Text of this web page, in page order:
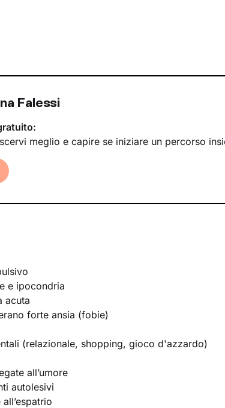
Falessi
meglio e capire se iniziare un percorso
e ipocondria
acuta
forte ansia (fobie)
(relazionale, shopping, gioco d'azzardo)
all’umore
autolesivi